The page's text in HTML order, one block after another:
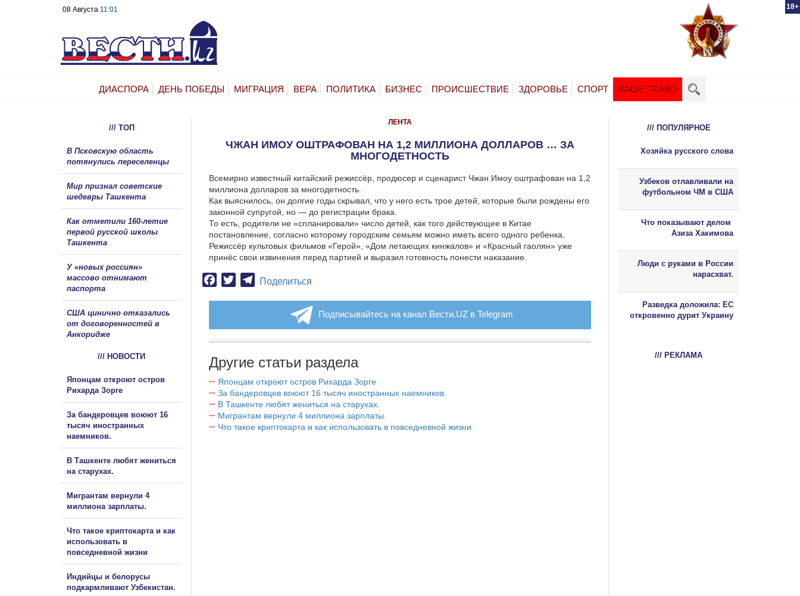
18+
08 Августа 11:01
ДИАСПОРА ДЕНЬ ПОБЕДЫ МИГРАЦИЯ ВЕРА ПОЛИТИКА БИЗНЕС ПРОИСШЕСТВИЕ ЗДОРОВЬЕ СПОРТ ВАШЕ ПРАВО
ЛЕНТА
ЧЖАН ИМОУ ОШТРАФОВАН НА 1,2 МИЛЛИОНА ДОЛЛАРОВ … ЗА
МНОГОДЕТНОСТЬ
Всемирно известный китайский режиссёр, продюсер и сценарист Чжан Имоу оштрафован на 1,2
миллиона долларов за многодетность.
Как выяснилось, он долгие годы скрывал, что у него есть трое детей, которые были рождены его
законной супругой, но — до регистрации брака.
То есть, родители не «спланировали» число детей, как того действующее в Китае
постановление, согласно которому городским семьям можно иметь всего одного ребенка.
Режиссёр культовых фильмов «Герой», «Дом летающих кинжалов» и «Красный гаолян» уже
принёс свои извинения перед партией и выразил готовность понести наказание.
Facebook
TwitterTelegram
Поделиться
Подписывайтесь на канал Вести.UZ в Telegram
Другие статьи раздела
Японцам откроют остров Рихарда Зорге
За бандеровцев воюют 16 тысяч иностранных наемников.
В Ташкенте любят жениться на старухах.
Мигрантам вернули 4 миллиона зарплаты.
Что такое криптокарта и как использовать в повседневной жизни
/// ТОП
В Псковскую область
потянулись переселенцы
Мир признал советские
шедевры Ташкента
Как отметили 160-летие
первой русской школы
Ташкента
У «новых россиян»
массово отнимают
паспорта
США цинично отказались
от договоренностей в
Анкоридже
/// НОВОСТИ
Японцам откроют остров
Рихарда Зорге
За бандеровцев воюют 16
тысяч иностранных
наемников.
В Ташкенте любят жениться
на старухах.
Мигрантам вернули 4
миллиона зарплаты.
Что такое криптокарта и как
использовать в
повседневной жизни
Индийцы и белорусы
подкармливают Узбекистан.
/// ПОПУЛЯРНОЕ
Хозяйка русского слова
Узбеков отлавливали на
футбольном ЧМ в США
Что показывают делом
Азиза Хакимова
Люди с руками в России
нарасхват.
Разведка доложила: ЕС
откровенно дурит Украину
/// РЕКЛАМА